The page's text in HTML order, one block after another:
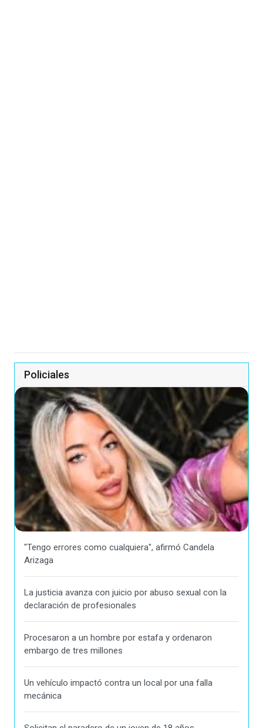
Policiales
"Tengo errores como cualquiera", afirmó Candela
Arizaga
La justicia avanza con juicio por abuso sexual con la
declaración de profesionales
Procesaron a un hombre por estafa y ordenaron
embargo de tres millones
Un vehículo impactó contra un local por una falla
mecánica